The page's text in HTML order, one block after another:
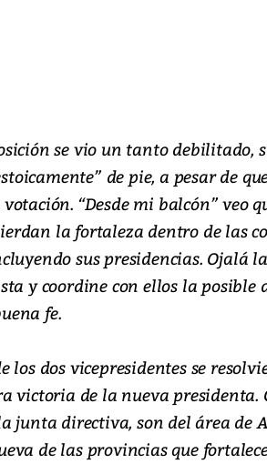
se vio un tanto debilitado,
de pie, a pesar de
“Desde mi balcón” veo
la fortaleza dentro de las
sus presidencias. Ojalá
y coordine con ellos la posible
fe.
los dos vicepresidentes se
victoria de la nueva presidenta.
junta directiva, son del área de
de las provincias que